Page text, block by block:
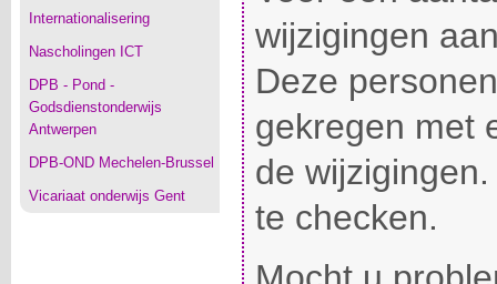
Internationalisering
Nascholingen ICT
DPB - Pond -
Godsdienstonderwijs
Antwerpen
DPB-OND Mechelen-Brussel
Vicariaat onderwijs Gent
wijzigingen
Deze
gekregen met
de
te checken.